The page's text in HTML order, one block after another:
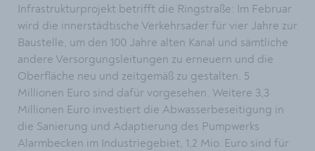
Infrastrukturprojekt betrifft die Ringstraße: Im Februar
wird die innerstädtische Verkehrsader für vier Jahre zur
Baustelle, um den 100 Jahre alten Kanal und sämtliche
andere Versorgungsleitungen zu erneuern und die
Oberfläche neu und zeitgemäß zu gestalten. 5
Millionen Euro sind dafür vorgesehen. Weitere 3,3
Millionen Euro investiert die Abwasserbeseitigung in
die Sanierung und Adaptierung des Pumpwerks
Alarmbecken im Industriegebiet, 1,2 Mio. Euro sind für